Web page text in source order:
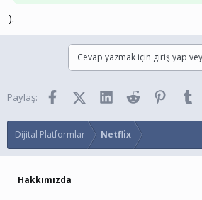
).
Cevap yazmak için giriş yap
Paylaş: FacebookX (Twitter)LinkedIn Reddit Pinterest
Dijital Platformlar Netflix
Hakkımızda